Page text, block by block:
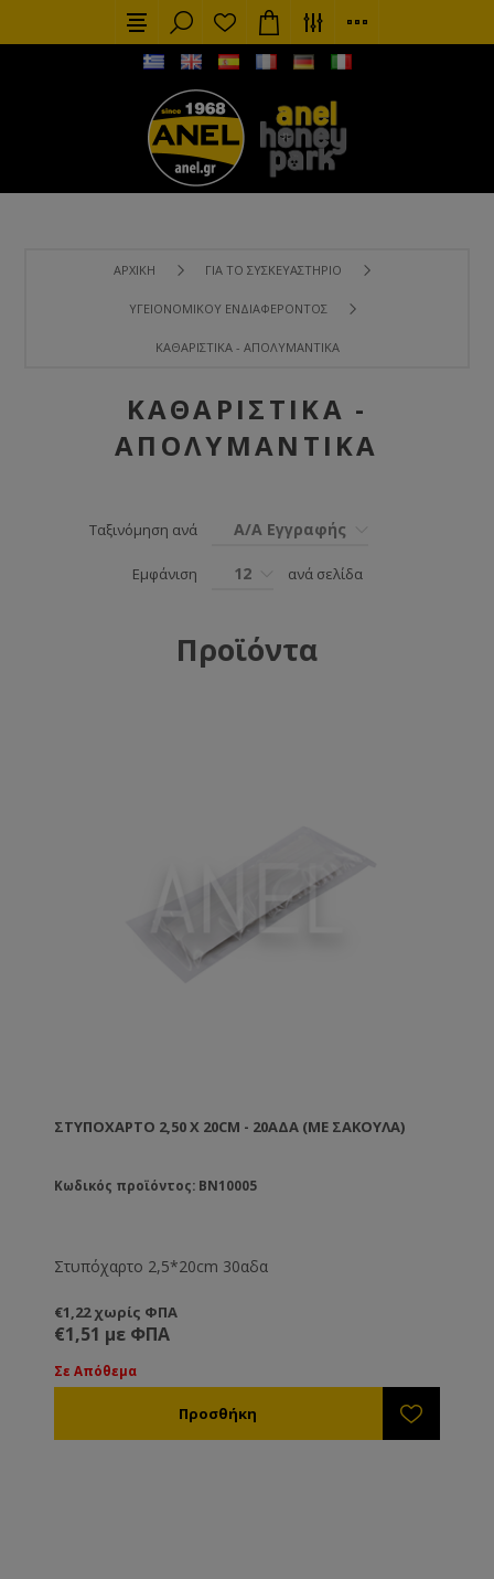
ΑΡΧΙΚΉ ΓΙΑ ΤΟ ΣΥΣΚΕΥΑΣΤΉΡΙΟ
ΥΓΕΙΟΝΟΜΙΚΟΎ ΕΝΔΙΑΦΈΡΟΝΤΟΣ
ΚΑΘΑΡΙΣΤΙΚΆ - ΑΠΟΛΥΜΑΝΤΙΚΆ
ΚΑΘΑΡΙΣΤΙΚΆ -
ΑΠΟΛΥΜΑΝΤΙΚΆ
Ταξινόμηση ανά Α/Α Εγγραφής
Εμφάνιση 12 ανά σελίδα
Προϊόντα
ΣΤΥΠΌΧΑΡΤΟ 2,50 X 20CM - 20ΑΔΑ (ΜΕ ΣΑΚΟΎΛΑ)
Κωδικός προϊόντος: BN10005
Στυπόχαρτο 2,5*20cm 30αδα
€1,22 χωρίς ΦΠΑ
€1,51 με ΦΠΑ
Σε Απόθεμα